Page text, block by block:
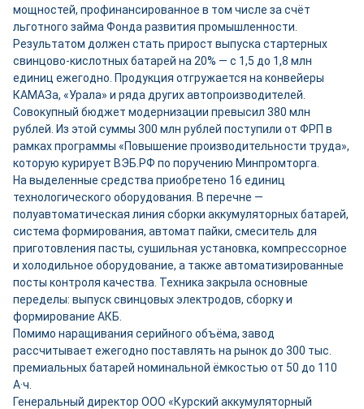
мощностей, профинансированное в том числе за счёт
льготного займа Фонда развития промышленности.
Результатом должен стать прирост выпуска стартерных
свинцово-кислотных батарей на 20% — с 1,5 до 1,8 млн
единиц ежегодно. Продукция отгружается на конвейеры
КАМАЗа, «Урала» и ряда других автопроизводителей.
Совокупный бюджет модернизации превысил 380 млн
рублей. Из этой суммы 300 млн рублей поступили от ФРП в
рамках программы «Повышение производительности труда»,
которую курирует ВЭБ.РФ по поручению Минпромторга.
На выделенные средства приобретено 16 единиц
технологического оборудования. В перечне —
полуавтоматическая линия сборки аккумуляторных батарей,
система формирования, автомат пайки, смеситель для
приготовления пасты, сушильная установка, компрессорное
и холодильное оборудование, а также автоматизированные
посты контроля качества. Техника закрыла основные
переделы: выпуск свинцовых электродов, сборку и
формирование АКБ.
Помимо наращивания серийного объёма, завод
рассчитывает ежегодно поставлять на рынок до 300 тыс.
премиальных батарей номинальной ёмкостью от 50 до 110
А·ч.
Генеральный директор ООО «Курский аккумуляторный